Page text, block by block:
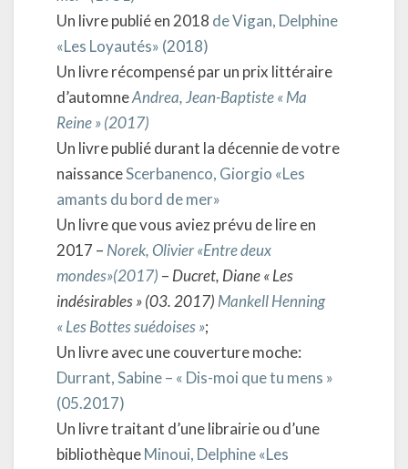
Un livre publié en 2018 de Vigan, Delphine
«Les Loyautés» (2018)
Un livre récompensé par un prix littéraire
d’automneAndrea, Jean-Baptiste « Ma
Reine » (2017)
Un livre publié durant la décennie de votre
naissanceScerbanenco, Giorgio «Les
amants du bord de mer»
Un livre que vous aviez prévu de lire en
2017 – Norek, Olivier «Entre deux
mondes»(2017) – Ducret, Diane « Les
indésirables » (03. 2017) Mankell Henning
« Les Bottes suédoises »;
Un livre avec une couverture moche:
Durrant, Sabine – « Dis-moi que tu mens »
(05.2017)
Un livre traitant d’une librairie ou d’une
bibliothèqueMinoui, Delphine «Les